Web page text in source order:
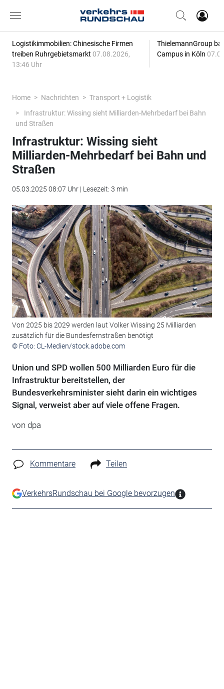
Logistikimmobilien: Chinesische Firmen
treiben Ruhrgebietsmarkt 07.08.2026,
13:46 Uhr
ThielemannGroup
Campus in Köln
Home Nachrichten
Transport + Logistik
Infrastruktur: Wissing sieht Milliarden-Mehrbedarf bei Bahn
und Straßen
Infrastruktur: Wissing sieht
Milliarden-Mehrbedarf bei Bahn und
Straßen
05.03.2025 08:07 Uhr | Lesezeit: 3 min
Von 2025 bis 2029 werden laut Volker Wissing 25 Milliarden
zusätzlich für die Bundesfernstraßen benötigt
© Foto: CL-Medien/stock.adobe.com
Union und SPD wollen 500 Milliarden Euro für die
Infrastruktur bereitstellen, der
Bundesverkehrsminister sieht darin ein wichtiges
Signal, verweist aber auf viele offene Fragen.
von dpa
Kommentare Teilen
VerkehrsRundschau bei Google bevorzugen